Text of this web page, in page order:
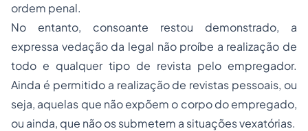
ordem penal.
No entanto, consoante restou demonstrado, a
expressa vedação da legal não proíbe a realização de
todo e qualquer tipo de revista pelo empregador.
Ainda é permitido a realização de revistas pessoais, ou
seja, aquelas que não expõem o corpo do empregado,
ou ainda, que não os submetem a situações vexatórias.